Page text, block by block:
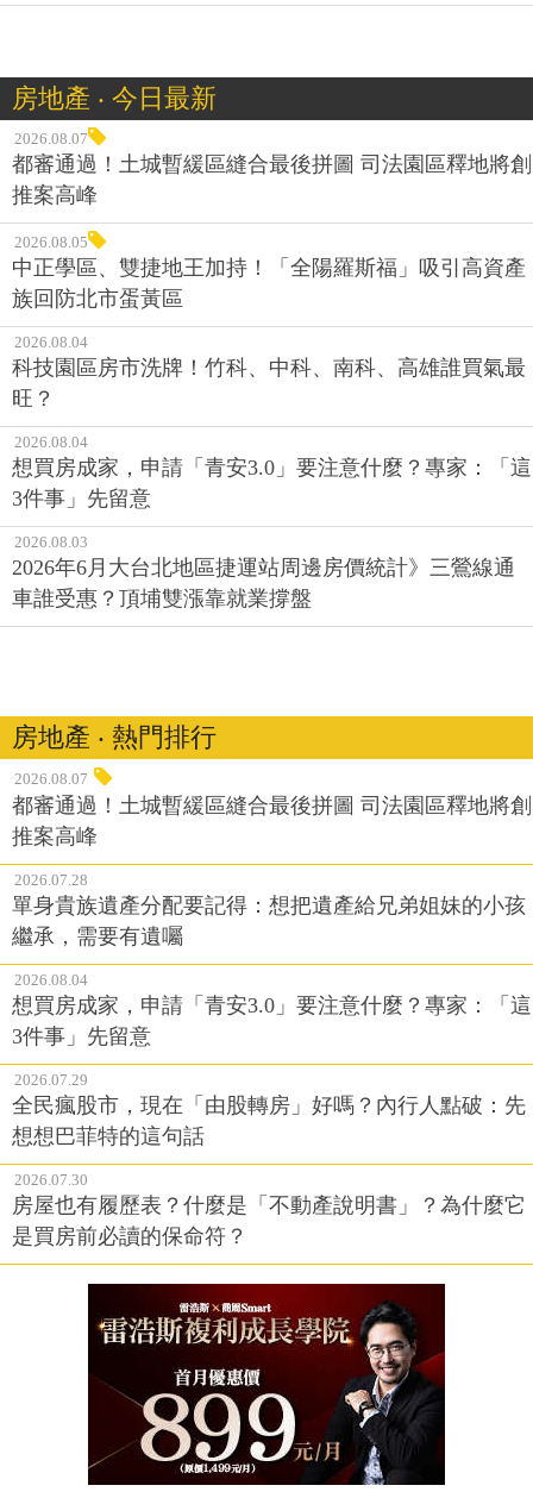
房地產 ‧ 今日最新
2026.08.07
都審通過！土城暫緩區縫合最後拼圖 司法園區釋地將創
推案高峰
2026.08.05
中正學區、雙捷地王加持！「全陽羅斯福」吸引高資產
族回防北市蛋黃區
2026.08.04
科技園區房市洗牌！竹科、中科、南科、高雄誰買氣最
旺？
2026.08.04
想買房成家，申請「青安3.0」要注意什麼？專家：「這
3件事」先留意
2026.08.03
2026年6月大台北地區捷運站周邊房價統計》三鶯線通
車誰受惠？頂埔雙漲靠就業撐盤
房地產 ‧ 熱門排行
2026.08.07
都審通過！土城暫緩區縫合最後拼圖 司法園區釋地將創
推案高峰
2026.07.28
單身貴族遺產分配要記得：想把遺產給兄弟姐妹的小孩
繼承，需要有遺囑
2026.08.04
想買房成家，申請「青安3.0」要注意什麼？專家：「這
3件事」先留意
2026.07.29
全民瘋股市，現在「由股轉房」好嗎？內行人點破：先
想想巴菲特的這句話
2026.07.30
房屋也有履歷表？什麼是「不動產說明書」？為什麼它
是買房前必讀的保命符？